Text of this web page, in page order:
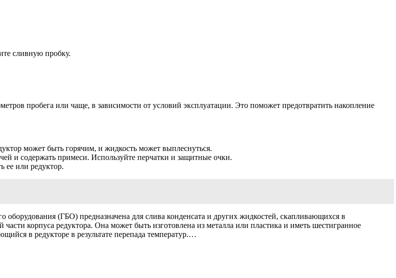
сливную пробку.
пробега или чаще, в зависимости от условий эксплуатации. Это поможет предотвратить накопление
может быть горячим, и жидкость может выплеснуться.
и содержать примеси. Используйте перчатки и защитные очки.
ее или редуктор.
оборудования (ГБО) предназначена для слива конденсата и других жидкостей, скапливающихся в
корпуса редуктора. Она может быть изготовлена из металла или пластика и иметь шестигранное
в редукторе в результате перепада температур.…